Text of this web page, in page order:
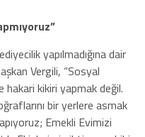
yapılmadığına dair
Vergili, “Sosyal
hakari kikiri yapmak değil.
bir yerlere asmak
Emekli Evimizi